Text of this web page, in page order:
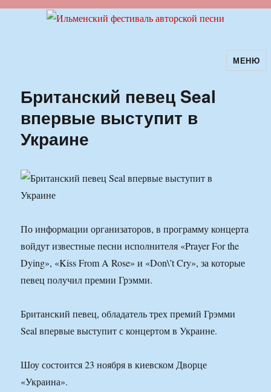
Ильменский фестиваль авторскойМЕНЮ
Британский певец Seal
впервые выступит в
Украине
По информации организаторов, в программу концерта
войдут известные песни исполнителя «Prayer For the
Dying», «Kiss From A Rose» и «Don\’t Cry», за которые
певец получил премии Грэмми.
Британский певец, обладатель трех премий Грэмми
Seal впервые выступит с концертом в Украине.
Шоу состоится 23 ноября в киевском Дворце
«Украина».